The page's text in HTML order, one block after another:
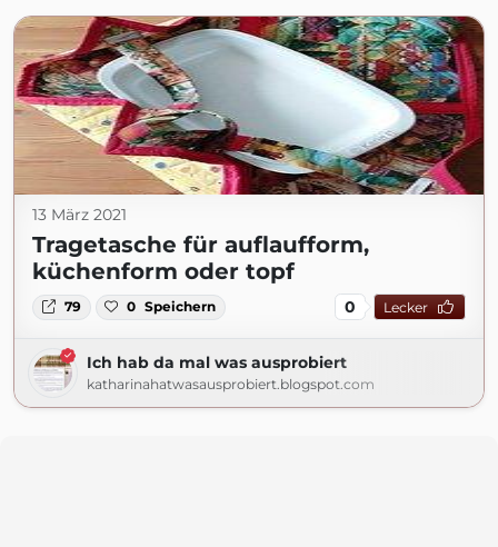
13 März 2021
Tragetasche für auflaufform,
küchenform oder topf
79 0 Speichern 0 Lecker
Ich hab da mal was ausprobiert
katharinahatwasausprobiert.blogspot.com